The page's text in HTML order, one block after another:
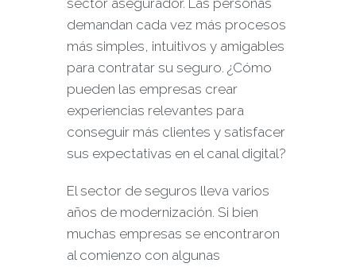
demandan cada vez más procesos
más simples, intuitivos y amigables
para contratar su seguro. ¿Cómo
pueden las empresas crear
experiencias relevantes para
conseguir más clientes y satisfacer
sus expectativas en el canal digital?
El sector de seguros lleva varios
años de modernización. Si bien
muchas empresas se encontraron
al comienzo con algunas